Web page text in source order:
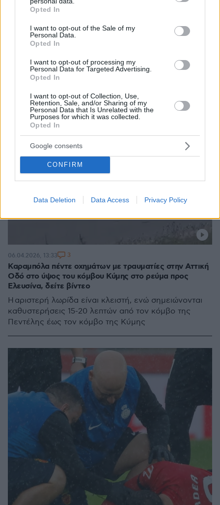
grant or deny consent to Google and its third-party tags to
use your data for below specified purposes in below Google
consent section.
Opted In
I want to opt-out of the Sale of my
Personal Data.
Opted In
I want to opt-out of processing my
Personal Data for Targeted Advertising.
Opted In
I want to opt-out of Collection, Use,
Retention, Sale, and/or Sharing of my
Personal Data that Is Unrelated with the
Purposes for which it was collected.
Opted In
Google consents
CONFIRM
Data Deletion Data Access Privacy Policy
Επιβάτες εκτός ΕΕ καλούνται να καταχωρούν
προσωπικά στοιχεία και βιομετρικά δεδομένα
Καραμπόλα πέντε οχημάτων με τραυματίες στην Αττική
Οδό στο ύψος του κόμβου Κύμης στο ρεύμα προς
Ελευσίνα, δείτε βίντεο
Η αριστερή λωρίδα είναι κλειστή, ενώ σημειώνονται
καθυστερήσεις 15-20 λεπτών από τον κόμβο της
Πεντέλης έως τον κόμβο της Κύμης
06.04.2026, 13:33 3